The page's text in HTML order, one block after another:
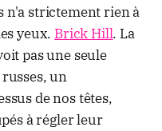
n'a strictement rien à
yeux. Brick Hill. La
pas une seule
un
de nos têtes,
à régler leur